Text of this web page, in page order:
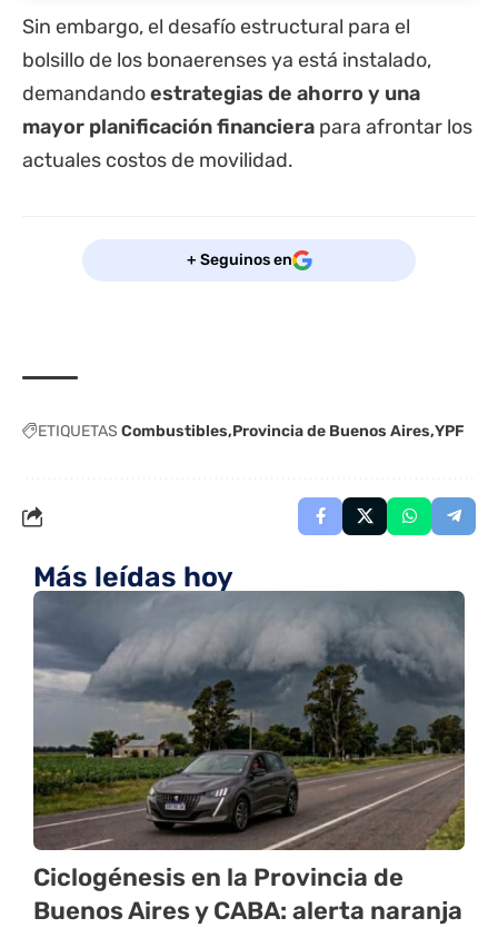
Sin embargo, el desafío estructural para el
bolsillo de los bonaerenses ya está instalado,
demandandoestrategias de ahorro y una
mayor planificación financiera para afrontar los
actuales costos de movilidad.
+ Seguinos en
ETIQUETAS Combustibles Provincia de Buenos Aires YPF
Más leídas hoy
Ciclogénesis en la Provincia de
Buenos Aires y CABA: alerta naranja